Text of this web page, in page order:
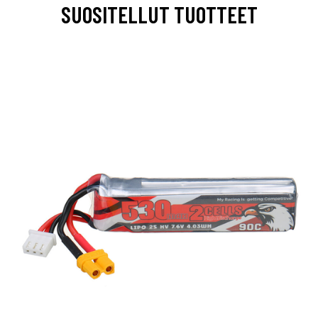
SUOSITELLUT TUOTTEET